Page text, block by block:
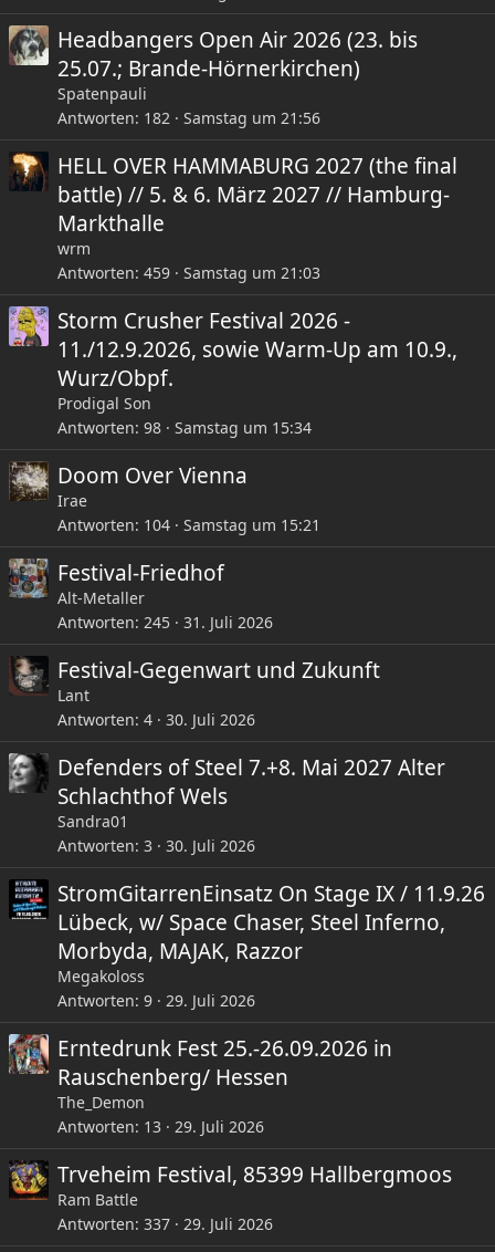
Headbangers Open Air 2026 (23. bis
25.07.; Brande-Hörnerkirchen)
Spatenpauli
Antworten 182 Samstag um 21:56
HELL OVER HAMMABURG 2027 (the final
battle) // 5. & 6. März 2027 // Hamburg-
Markthalle
wrm
Antworten 459 Samstag um 21:03
Storm Crusher Festival 2026 -
11./12.9.2026, sowie Warm-Up am 10.9.,
Wurz/Obpf.
Prodigal Son
Antworten 98 Samstag um 15:34
Doom Over Vienna
Irae
Antworten 104 Samstag um 15:21
Festival-Friedhof
Alt-Metaller
Antworten 245 31. Juli 2026
Festival-Gegenwart und Zukunft
Lant
Antworten 4 30. Juli 2026
Defenders of Steel 7.+8. Mai 2027 Alter
Schlachthof Wels
Sandra01
Antworten 3 30. Juli 2026
StromGitarrenEinsatz On Stage IX / 11.9.26
Lübeck, w/ Space Chaser, Steel Inferno,
Morbyda, MAJAK, Razzor
Megakoloss
Antworten 9 29. Juli 2026
Erntedrunk Fest 25.-26.09.2026 in
Rauschenberg/ Hessen
The_Demon
Antworten 13 29. Juli 2026
Trveheim Festival, 85399 Hallbergmoos
Ram Battle
Antworten 337 29. Juli 2026